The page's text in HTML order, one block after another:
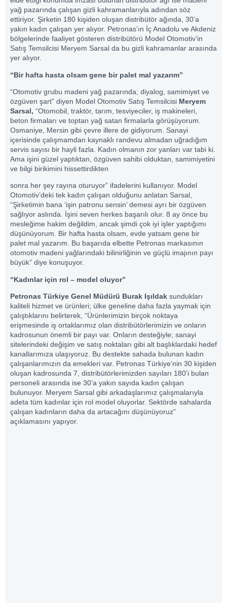
yağ pazarında çalışan gizli kahramanlarıyla adından söz
ettiriyor. Şirketin 180 kişiden oluşan distribütör ağında, 30’a
yakın kadın çalışan yer alıyor. Petronas’ın İç Anadolu ve Akdeniz
bölgelerinde faaliyet gösteren distribütörü Model Otomotiv’in
Satış Temsilcisi Meryem Sarsal da bu gizli kahramanlar arasında
yer alıyor.
“Bir hafta hasta olsam gene bir palet mal yazarım”
“Otomotiv grubu madeni yağ pazarında; diyalog, samimiyet ve
özgüven şart” diyen Model Otomotiv Satış Temsilcisi Meryem
Sarsal, “Otomobil, traktör, tarım, tesviyeciler, iş makineleri,
beton firmaları ve toptan yağ satan firmalarla görüşüyorum.
Osmaniye, Mersin gibi çevre illere de gidiyorum. Sanayi
içerisinde çalışmamdan kaynaklı randevu almadan uğradığım
servis sayısı bir hayli fazla. Kadın olmanın zor yanları var tabi ki.
Ama işini güzel yaptıktan, özgüven sahibi olduktan, samimiyetini
ve bilgi birikimini hissettirdikten
sonra her şey rayına oturuyor” ifadelerini kullanıyor. Model
Otomotiv’deki tek kadın çalışan olduğunu anlatan Sarsal,
“Şirketimin bana ‘işin patronu sensin’ demesi ayrı bir özgüven
sağlıyor aslında. İşini seven herkes başarılı olur. 8 ay önce bu
mesleğime hakim değildim, ancak şimdi çok iyi işler yaptığımı
düşünüyorum. Bir hafta hasta olsam, evde yatsam gene bir
palet mal yazarım. Bu başarıda elbette Petronas markasının
otomotiv madeni yağlarındaki bilinirliğinin ve güçlü imajının payı
büyük” diye konuşuyor.
“Kadınlar için rol – model oluyor”
Petronas Türkiye Genel Müdürü Burak Işıldak sundukları
kaliteli hizmet ve ürünleri; ülke geneline daha fazla yaymak için
çalıştıklarını belirterek, “Ürünlerimizin birçok noktaya
erişmesinde iş ortaklarımız olan distribütörlerimizin ve onların
kadrosunun önemli bir payı var. Onların desteğiyle; sanayi
sitelerindeki değişim ve satış noktaları gibi alt başlıklardaki hedef
kanallarımıza ulaşıyoruz. Bu destekte sahada bulunan kadın
çalışanlarımızın da emekleri var. Petronas Türkiye’nin 30 kişiden
oluşan kadrosunda 7, distribütörlerimizden sayıları 180’i bulan
personeli arasında ise 30’a yakın sayıda kadın çalışan
bulunuyor. Meryem Sarsal gibi arkadaşlarımız çalışmalarıyla
adeta tüm kadınlar için rol model oluyorlar. Sektörde sahalarda
çalışan kadınların daha da artacağını düşünüyoruz”
açıklamasını yapıyor.